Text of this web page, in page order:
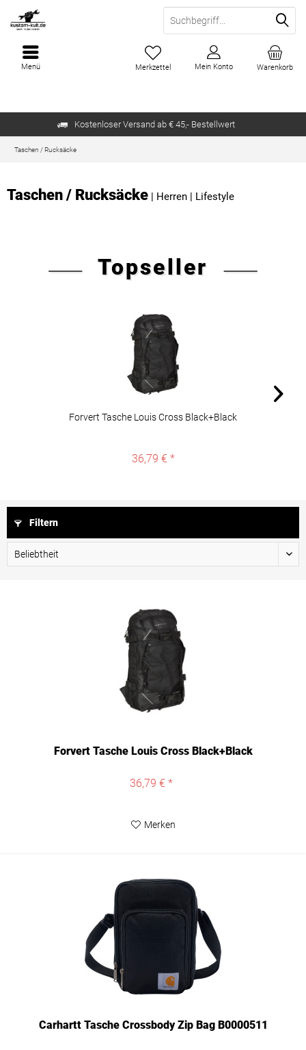
Kostenloser Versand ab € 45,- Bestellwert
Warenkorb
Merkzettel Mein Konto
Menü
Taschen / Rucksäcke
Taschen / Rucksäcke| Herren| Lifestyle
Topseller
Forvert Tasche Louis Cross Black+Black
36,79 € *
Filtern
Forvert Tasche Louis Cross Black+Black
36,79 € *
Merken
Carhartt Tasche Crossbody Zip Bag B0000511